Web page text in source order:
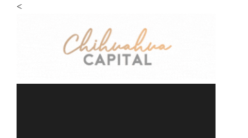
<